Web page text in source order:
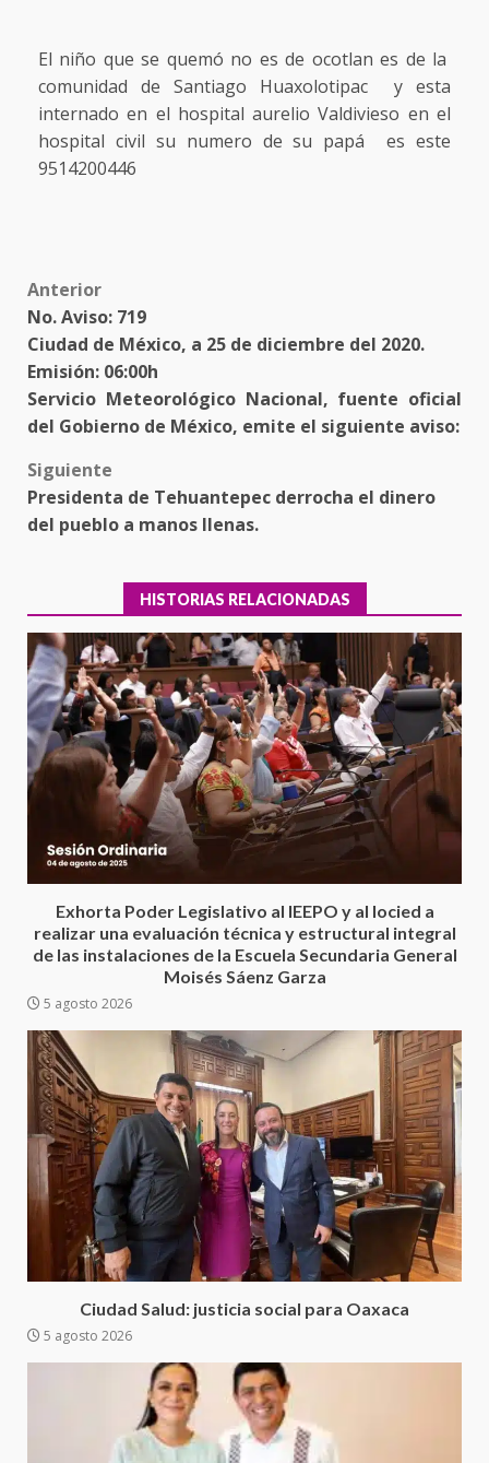
El niño que se quemó no es de ocotlan es de la
comunidad de Santiago Huaxolotipac y esta
internado en el hospital aurelio Valdivieso en el
hospital civil su numero de su papá es este
9514200446
Post
navigation
Anterior
No. Aviso: 719
Ciudad de México, a 25 de diciembre del 2020.
Emisión: 06:00h
Servicio Meteorológico Nacional, fuente oficial
del Gobierno de México, emite el siguiente aviso:
Siguiente
Presidenta de Tehuantepec derrocha el dinero
del pueblo a manos llenas.
HISTORIAS RELACIONADAS
Exhorta Poder Legislativo al IEEPO y al Iocied a
realizar una evaluación técnica y estructural integral
de las instalaciones de la Escuela Secundaria General
Moisés Sáenz Garza
5 agosto 2026
Ciudad Salud: justicia social para Oaxaca
5 agosto 2026
3
Encuentro de Ariadna Montiel
con el Gobernador Salomón Jara
Cruz reafirma la consolidación
de la transformación en
territorio oaxaqueño
30 julio 2026
4
Juan Mazatlán
20 julio 2026
5
Sanciona Municipio de Oaxaca
de Juárez caso de maltrato
animal tras denuncia ciudadana
16 julio 2026
6
Detienen a Ernesto Ruffo en Baja
California; FGR lo investiga por
presuntos delitos de
16 julio 2026
Sin paso carretera Oaxaca-
Cuacnopalan